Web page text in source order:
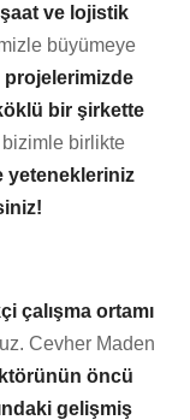
ve lojistik
büyümeye
projelerimizde
bir şirkette
birlikte
yetenekleriniz
çalışma ortamı
Cevher Maden
öncü
gelişmiş